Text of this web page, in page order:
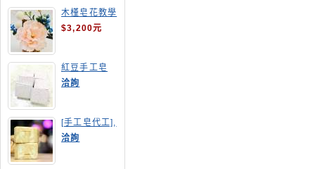
木槿皂花教學
$3,200元
紅豆手工皂
洽詢
[手工皂代工],
羊奶皂
洽詢